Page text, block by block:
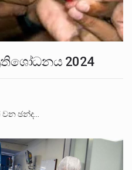
2024
ඡන්ද…